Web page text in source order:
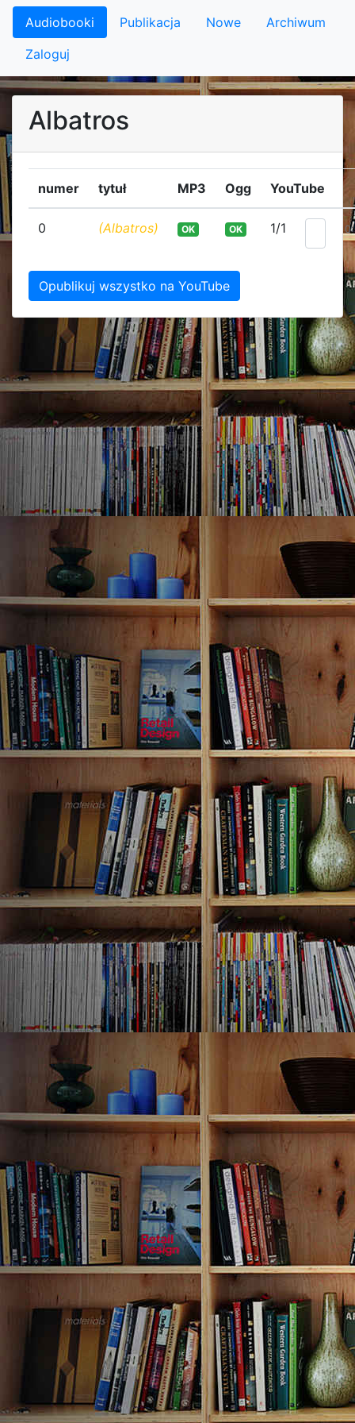
Audiobooki Publikacja Nowe
Archiwum
Zaloguj
Albatros
numer tytuł MP3 Ogg YouTube
0 (Albatros) OK OK 1/1
Opublikuj wszystko na YouTube